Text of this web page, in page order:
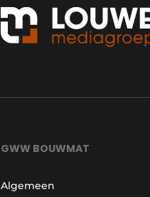
GWW BOUWMAT
Algemeen